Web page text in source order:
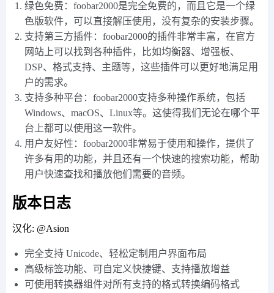
绿色免费：foobar2000是完全免费的，而且它是一个绿
色版软件，可以直接解压使用，没有复杂的安装步骤。
支持第三方插件：foobar2000的插件非常丰富，在官方
网站上可以找到各种插件，比如均衡器、增强板、
DSP、格式支持、主题等，这些插件可以更好地满足用
户的需求。
支持多种平台：foobar2000支持多种操作系统，包括
Windows、macOS、Linux等。这使得我们无论在哪个平
台上都可以使用这一软件。
用户友好性：foobar2000非常易于使用和操作，提供了
许多有用的功能，并且还有一个快速的搜索功能，帮助
用户快速查找和播放他们需要的音频。
版本日志
汉化: @Asion
完全支持 Unicode、轻松定制用户界面布局
高级标签功能、可自定义快捷键、支持播放增益
可使用转换器组件对所有支持的格式转换编码格式